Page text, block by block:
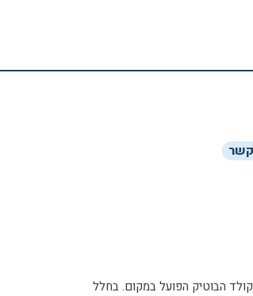
אמיתית ומניחוחות שוקולד המגיעות ממפעל שוקולד הבוטיק הפועל במקום. בחלל